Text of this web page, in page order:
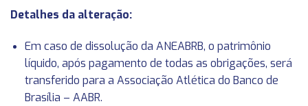
Detalhes da alteração:
Em caso de dissolução da ANEABRB, o patrimônio
líquido, após pagamento de todas as obrigações, será
transferido para a Associação Atlética do Banco de
Brasília – AABR.